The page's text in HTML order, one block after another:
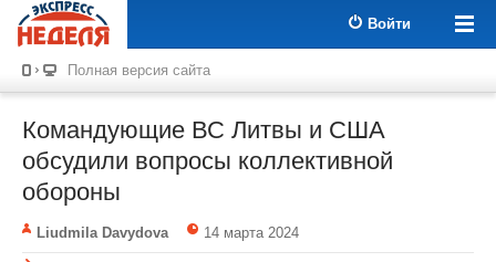
Войти
Полная версия сайта
Командующие ВС Литвы и США
обсудили вопросы коллективной
обороны
Liudmila Davydova 14 марта 2024